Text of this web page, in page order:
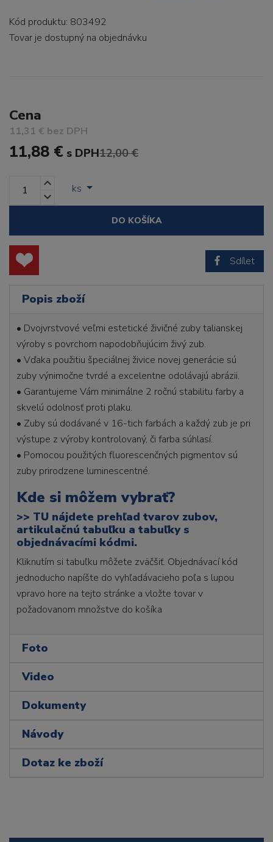
Kód produktu: 803492
Tovar je dostupný na objednávku
Cena
11,31 € bez DPH
11,88 € s DPH12,00 €
ks
DO KOŠÍKA
Sdílet
Popis zboží
• Dvojvrstvové veľmi estetické živičné zuby talianskej
výroby s povrchom napodobňujúcim živý zub.
• Vďaka použitiu špeciálnej živice novej generácie sú
zuby výnimočne tvrdé a excelentne odolávajú abrázii.
• Garantujeme Vám minimálne 2 ročnú stabilitu farby a
skvelú odolnosť proti plaku.
• Zuby sú dodávané v 16-tich farbách a každý zub je pri
výstupe z výroby kontrolovaný, či farba súhlasí.
• Pomocou použitých fluorescenčných pigmentov sú
zuby prirodzene luminescentné.
Kde si môžem vybrať?
>> TU nájdete prehľad tvarov zubov,
artikulačnú tabuľku a tabuľky s
objednávacími kódmi.
Kliknutím si tabuľku môžete zväčšiť. Objednávací kód
jednoducho napíšte do vyhľadávacieho poľa s lupou
vpravo hore na tejto stránke a vložte tovar v
požadovanom množstve do košíka
Foto
Video
Dokumenty
Návody
Dotaz ke zboží